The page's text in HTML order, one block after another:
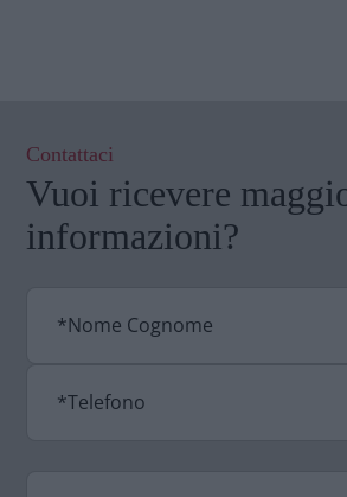
Contattaci
Vuoi ricevere
informazioni?